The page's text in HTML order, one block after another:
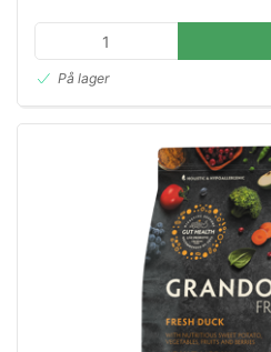
På lager